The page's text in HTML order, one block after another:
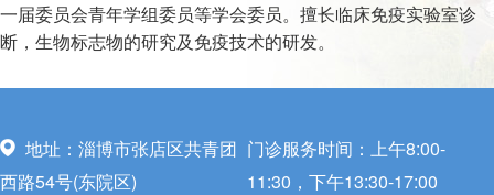
一届委员会青年学组委员等学会委员。擅长临床免疫实验室诊
断，生物标志物的研究及免疫技术的研发。
地址：淄博市张店区共青团
西路54号(东院区)
门诊服务时间：上午8:00-
11:30，下午13:30-17:00